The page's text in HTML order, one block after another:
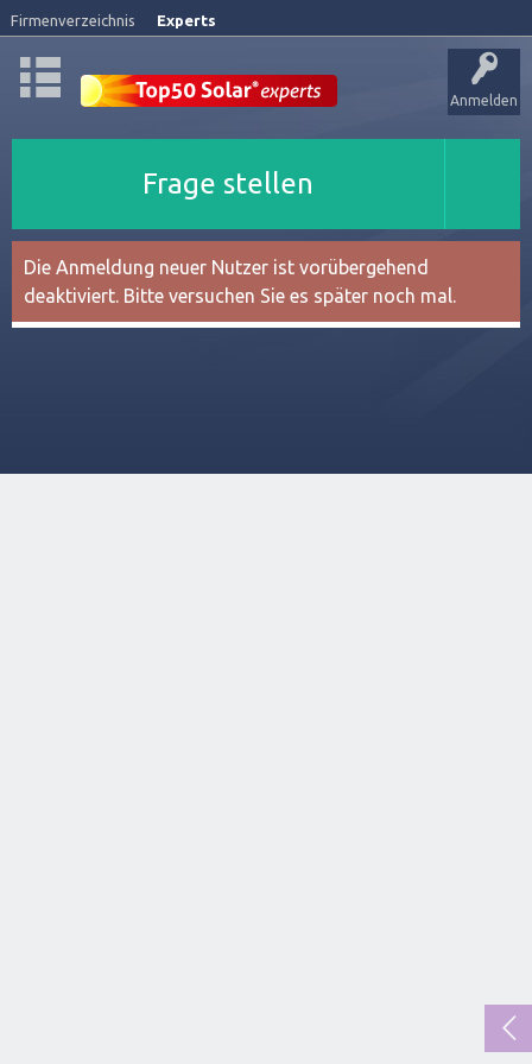
Firmenverzeichnis Experts
Anmelden
Frage stellen
Die Anmeldung neuer Nutzer ist vorübergehend
deaktiviert. Bitte versuchen Sie es später noch mal.